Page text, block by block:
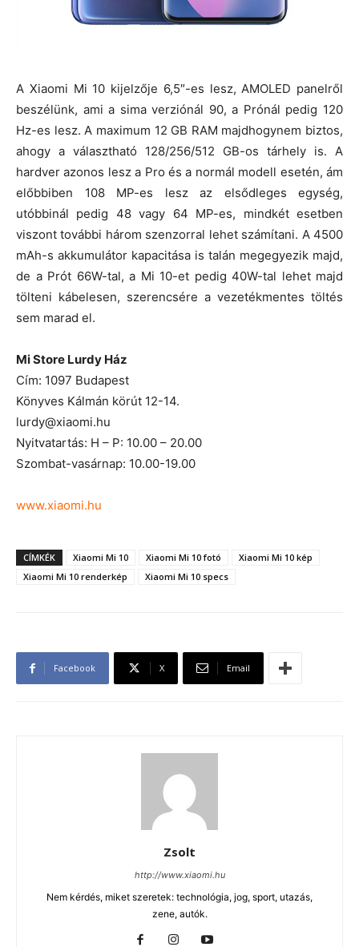
A Xiaomi Mi 10 kijelzője 6,5″-es lesz, AMOLED panelről
beszélünk, ami a sima verziónál 90, a Prónál pedig 120
Hz-es lesz. A maximum 12 GB RAM majdhogynem biztos,
ahogy a választható 128/256/512 GB-os tárhely is. A
hardver azonos lesz a Pro és a normál modell esetén, ám
előbbiben 108 MP-es lesz az elsődleges egység,
utóbbinál pedig 48 vagy 64 MP-es, mindkét esetben
viszont további három szenzorral lehet számítani. A 4500
mAh-s akkumulátor kapacitása is talán megegyezik majd,
de a Prót 66W-tal, a Mi 10-et pedig 40W-tal lehet majd
tölteni kábelesen, szerencsére a vezetékmentes töltés
sem marad el.
Mi Store Lurdy Ház
Cím: 1097 Budapest
Könyves Kálmán körút 12-14.
lurdy@xiaomi.hu
Nyitvatartás: H – P: 10.00 – 20.00
Szombat-vasárnap: 10.00-19.00
www.xiaomi.hu
CÍMKÉK Xiaomi Mi 10 Xiaomi Mi 10 fotó
Xiaomi Mi 10 kép
Xiaomi Mi 10 renderkép
Xiaomi Mi 10 specs
Facebook X Email
Zsolt
http://www.xiaomi.hu
Nem kérdés, miket szeretek: technológia, jog, sport, utazás,
zene, autók.